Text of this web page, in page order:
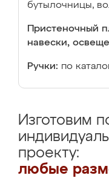
бутылочницы,
Пристеночный
навески,
Ручки: по
Изготовим
проекту:
любые